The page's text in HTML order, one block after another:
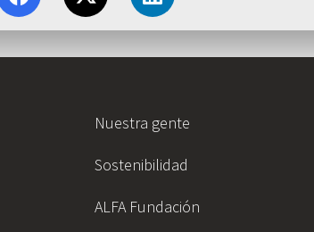
Nuestra gente
Sostenibilidad
ALFA Fundación